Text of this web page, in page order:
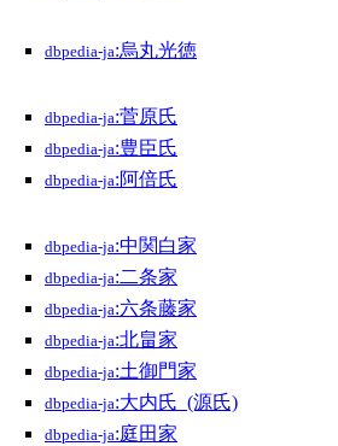
dbpedia-ja:烏丸光徳
dbpedia-ja:菅原氏
dbpedia-ja:豊臣氏
dbpedia-ja:阿倍氏
dbpedia-ja:中関白家
dbpedia-ja:二条家
dbpedia-ja:六条藤家
dbpedia-ja:北畠家
dbpedia-ja:土御門家
dbpedia-ja:大内氏_(源氏)
dbpedia-ja:庭田家